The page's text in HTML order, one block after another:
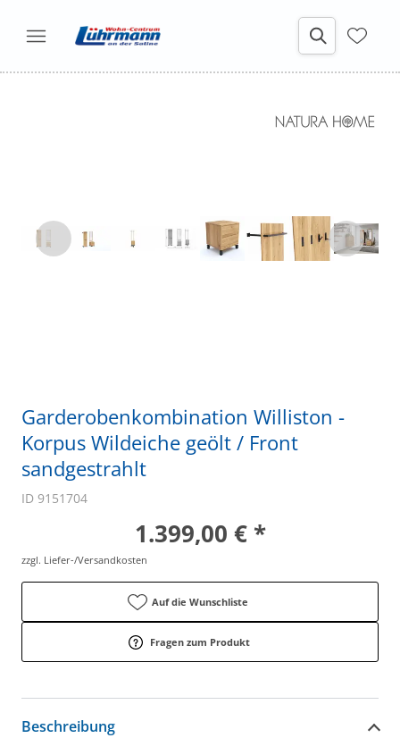
Garderobenkombination Williston -
Korpus Wildeiche geölt / Front
sandgestrahlt
ID 9151704
1.399,00 € *
zzgl. Liefer-/Versandkosten
Auf die Wunschliste
Fragen zum Produkt
Beschreibung